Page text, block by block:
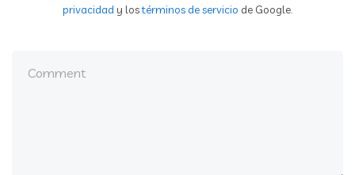
privacidad y lostérminos de servicio de Google.